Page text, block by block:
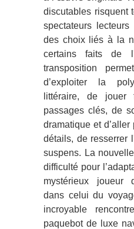
discutables risquent
spectateurs
des choix liés à la
certains faits de
transposition
d’exploiter la
littéraire, de jouer
passages clés, de
dramatique et
détails, de resserrer
suspens. La
difficulté pour
mystérieux joueur
dans celui du
incroyable
paquebot de luxe